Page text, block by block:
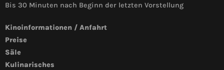
Bis 30 Minuten nach Beginn der letzten Vorstellung
Kinoinformationen / Anfahrt
Preise
Säle
Kulinarisches